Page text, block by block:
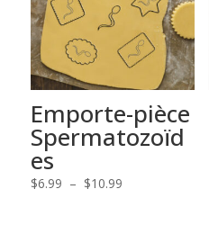
Emporte-pièce
Spermatozoïd
es
$6.99 – $10.99Plage